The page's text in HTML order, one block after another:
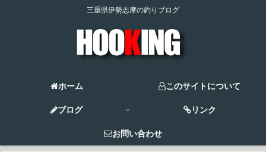
三重県伊勢志摩の釣りブログ
ホーム このサイトについて
ブログ リンク
お問い合わせ